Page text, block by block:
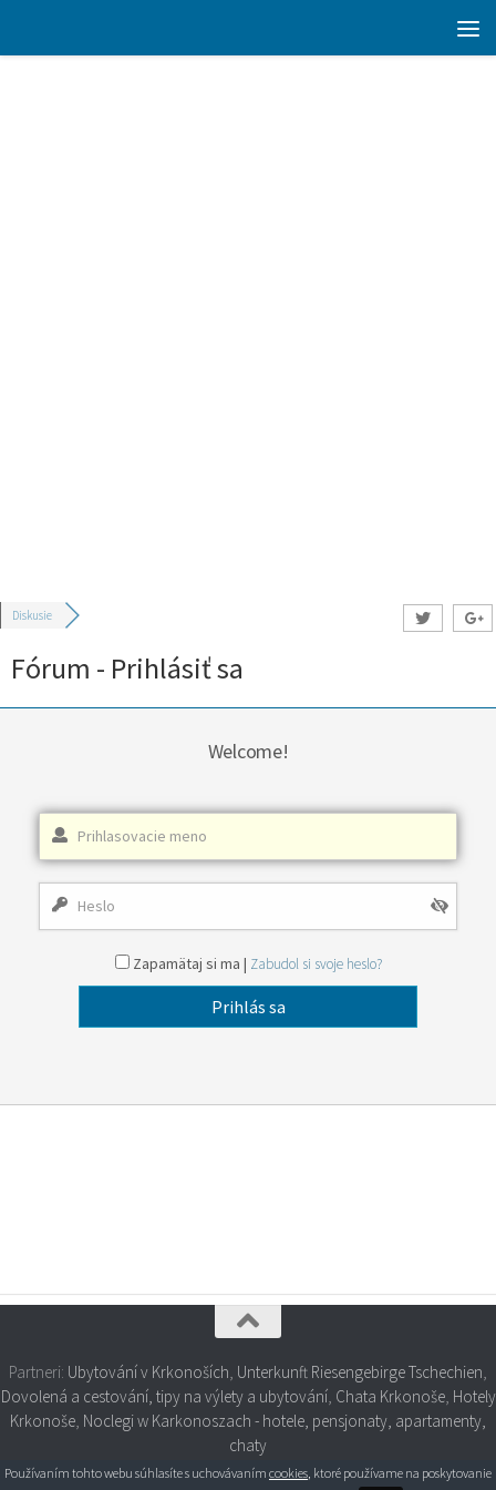
Diskusie
Fórum - Prihlásiť sa
Welcome!
Zapamätaj si ma | Zabudol si svoje heslo?
Partneri: Ubytování v Krkonoších Unterkunft Riesengebirge Tschechien
Dovolená a cestování, tipy na výlety a ubytování, Chata Krkonoše, Hotely
Krkonoše Noclegi w Karkonoszach - hotele, pensjonaty, apartamenty,
chaty
Používaním tohto webu súhlasíte s uchovávaním cookies, ktoré používame na poskytovanie